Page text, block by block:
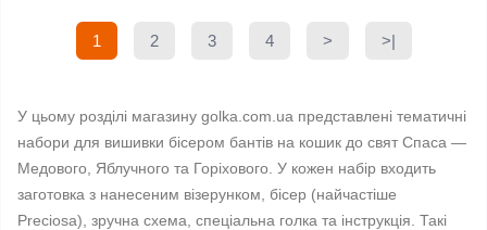
1 2 3 4 > >|
У цьому розділі магазину golka.com.ua представлені тематичні
набори для вишивки бісером бантів на кошик до свят Спаса —
Медового, Яблучного та Горіхового. У кожен набір входить
заготовка з нанесеним візерунком, бісер (найчастіше
Preciosa), зручна схема, спеціальна голка та інструкція. Такі